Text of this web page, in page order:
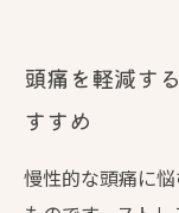
頭痛を軽減す
すすめ
慢性的な頭痛に